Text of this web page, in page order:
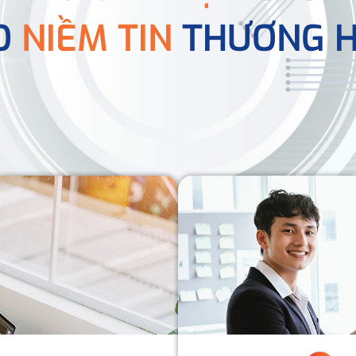
NIỀM TIN THƯƠNG